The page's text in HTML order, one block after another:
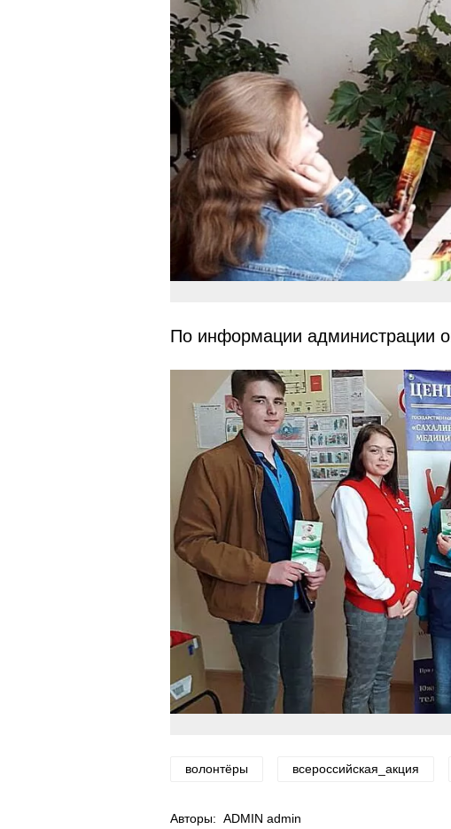
По информации администрации
волонтёры всероссийская_акция
Авторы: ADMIN admin